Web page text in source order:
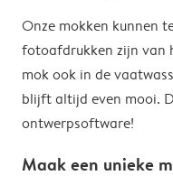
Onze mokken kunnen
fotoafdrukken zijn van
mok ook in de
blijft altijd even mooi.
ontwerpsoftware!
Maak een unieke